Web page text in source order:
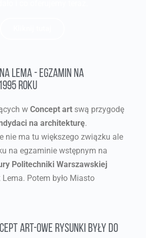
lema - egzamin na
roku
w Concept art swą przygodę
na architekturę.
nie ma tu większego związku ale
na egzaminie wstępnym na
Politechniki Warszawskiej
Potem było Miasto
art-owe rysunki były do